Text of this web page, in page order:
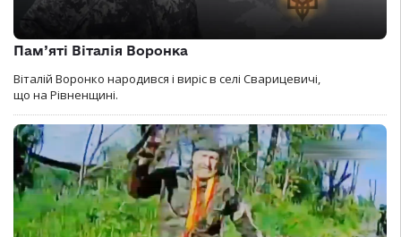
Пам’яті Віталія Воронка
Віталій Воронко народився і виріс в селі Сварицевичі,
що на Рівненщині.